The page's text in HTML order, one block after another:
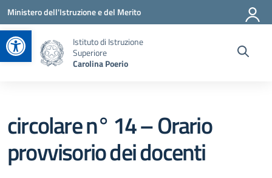
Apri la barra degli strumenti
Vai ai contenuti
Vai al menu di navigazione
Vai al footer
Ministero dell'Istruzione e del Merito
Istituto di Istruzione
Superiore
Carolina Poerio
circolare n° 14 – Orario
provvisorio dei docenti